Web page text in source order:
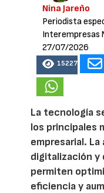
Nina Jareño
Periodista
Interempresas
27/07/2026
15227
La tecnología
los principales
empresarial.
digitalización y
permiten
eficiencia y